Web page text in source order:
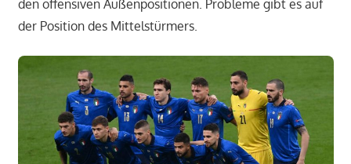
den offensiven Außenpositionen. Probleme gibt es auf
der Position des Mittelstürmers.